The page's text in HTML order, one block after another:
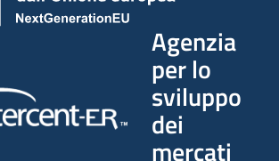
Agenzia
per lo
sviluppo
dei
mercati